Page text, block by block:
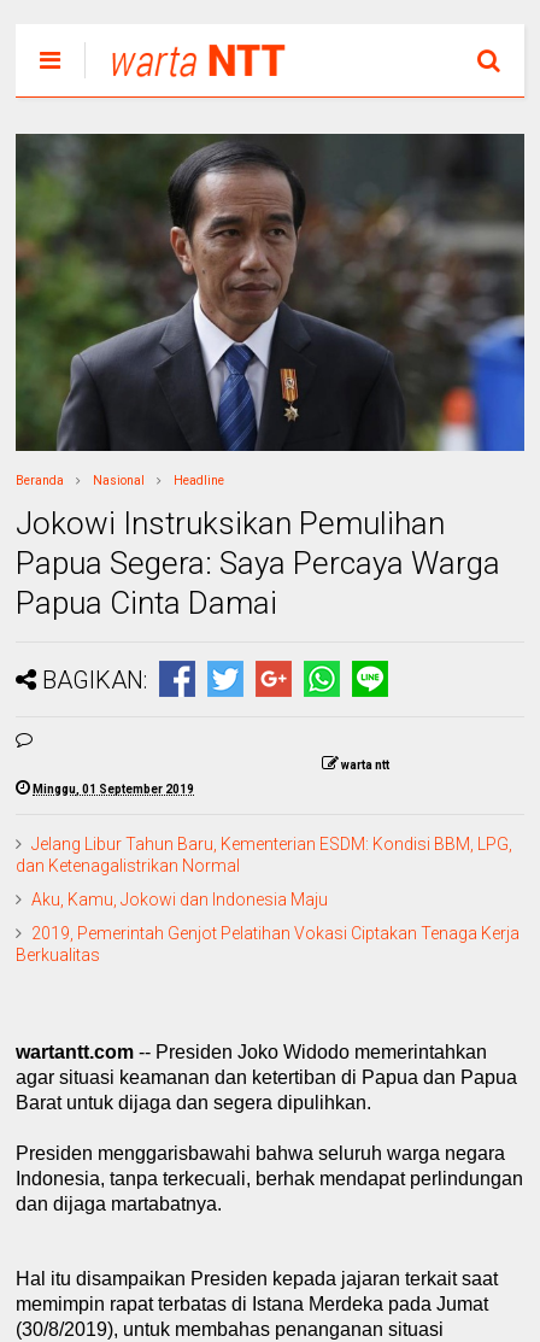
Beranda Nasional Headline
Jokowi Instruksikan Pemulihan
Papua Segera: Saya Percaya Warga
Papua Cinta Damai
BAGIKAN:
warta ntt
Minggu, 01 September 2019
Jelang Libur Tahun Baru, Kementerian ESDM: Kondisi BBM, LPG,
dan Ketenagalistrikan Normal
Aku, Kamu, Jokowi dan Indonesia Maju
2019, Pemerintah Genjot Pelatihan Vokasi Ciptakan Tenaga Kerja
Berkualitas
wartantt.com -- Presiden Joko Widodo memerintahkan
agar situasi keamanan dan ketertiban di Papua dan Papua
Barat untuk dijaga dan segera dipulihkan.
Presiden menggarisbawahi bahwa seluruh warga negara
Indonesia, tanpa terkecuali, berhak mendapat perlindungan
dan dijaga martabatnya.
Hal itu disampaikan Presiden kepada jajaran terkait saat
memimpin rapat terbatas di Istana Merdeka pada Jumat
(30/8/2019), untuk membahas penanganan situasi